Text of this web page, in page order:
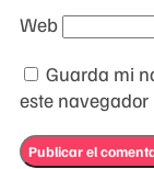
Web
Guarda mi
este